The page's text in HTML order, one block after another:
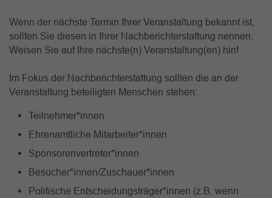
Wenn der nächste Termin Ihrer Veranstaltung bekannt ist,
sollten Sie diesen in Ihrer Nachberichterstattung nennen.
Weisen Sie auf Ihre nächste(n) Veranstaltung(en) hin!
Im Fokus der Nachberichterstattung sollten die an der
Veranstaltung beteiligten Menschen stehen:
Teilnehmer*innen
Ehrenamtliche Mitarbeiter*innen
Sponsorenvertreter*innen
Besucher*innen/Zuschauer*innen
Politische Entscheidungsträger*innen (z.B. wenn